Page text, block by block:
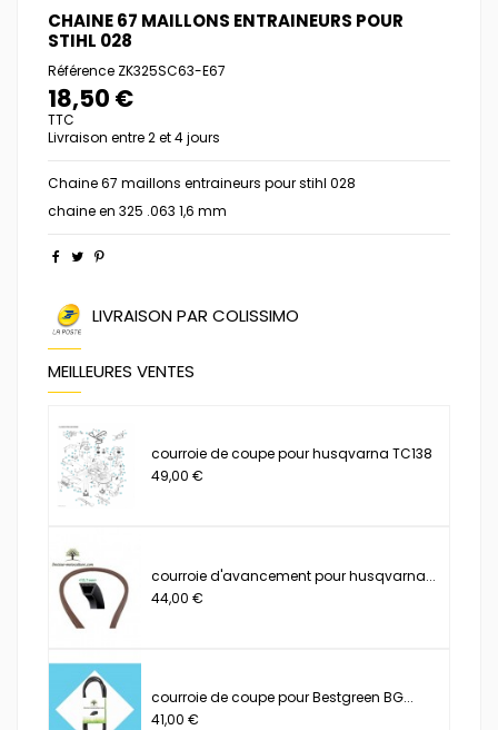
CHAINE 67 MAILLONS ENTRAINEURS POUR
STIHL 028
Référence ZK325SC63-E67
18,50 €
TTC
Livraison entre 2 et 4 jours
Chaine 67 maillons entraineurs pour stihl 028
chaine en 325 .063 1,6 mm
LIVRAISON PAR COLISSIMO
MEILLEURES VENTES
courroie de coupe pour husqvarna TC138
49,00 €
courroie d'avancement pour husqvarna...
44,00 €
courroie de coupe pour Bestgreen BG...
41,00 €